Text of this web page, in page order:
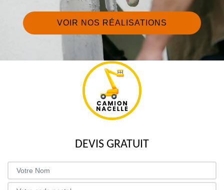
VOIR NOS RÉALISATIONS
DEVIS GRATUIT